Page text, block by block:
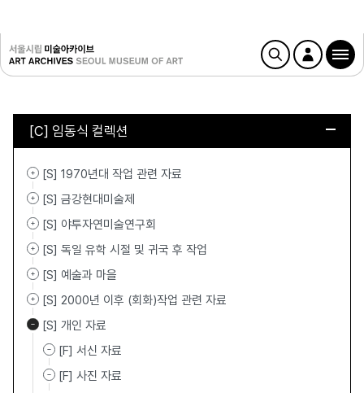
[C] 임동식 컬렉션
[S] 1970년대 작업 관련 자료
[S] 금강현대미술제
[S] 야투자연미술연구회
[S] 독일 유학 시절 및 귀국 후 작업
[S] 예술과 마을
[S] 2000년 이후 (회화)작업 관련 자료
[S] 개인 자료
[F] 서신 자료
[F] 사진 자료